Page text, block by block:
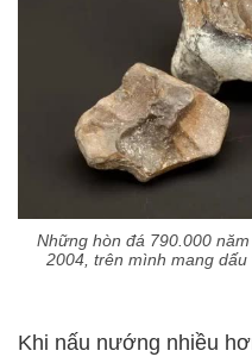
Những hòn đá 790.000
2004, trên mình mang
Khi nấu nướng nhiều